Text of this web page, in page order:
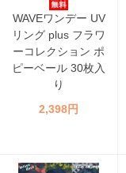
WAVEワンデー UV
リング plus フラワ
ーコレクション ポ
ピーベール 30枚入
り
2,398円